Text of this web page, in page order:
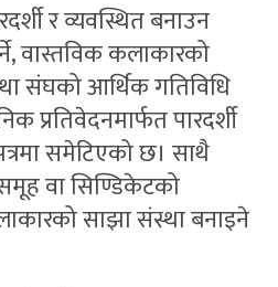
र व्यवस्थित बनाउन
वास्तविक कलाकारको
संघको आर्थिक गतिविधि
प्रतिवेदनमार्फत पारदर्शी
समेटिएको छ। साथै
वा सिण्डिकेटको
साझा संस्था बनाइने